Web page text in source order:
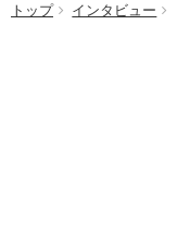
トップ インタビュー